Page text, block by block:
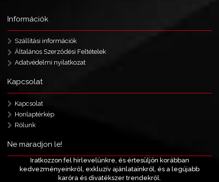
Információk
Szállítási információk
Általános Szerződési Feltételek
Adatvédelmi nyilatkozat
Kapcsolat
Kapcsolat
Honlaptérkép
Rólunk
Ne maradjon le!
Iratkozzon fel hírlevelünkre, és értesüljön korábban
kedvezményeinkről, exkluzív ajánlatainkról, és a legújabb
karóra és divatékszer trendekről.